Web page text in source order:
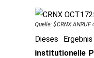
Quelle: $CRNX
Dieses
institutionelle